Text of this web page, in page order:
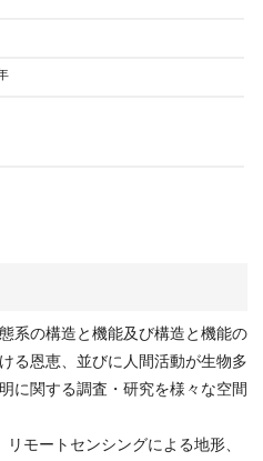
系の構造と機能及び構造と機能の
る恩恵、並びに人間活動が生物多
に関する調査・研究を様々な空間
モートセンシングによる地形、